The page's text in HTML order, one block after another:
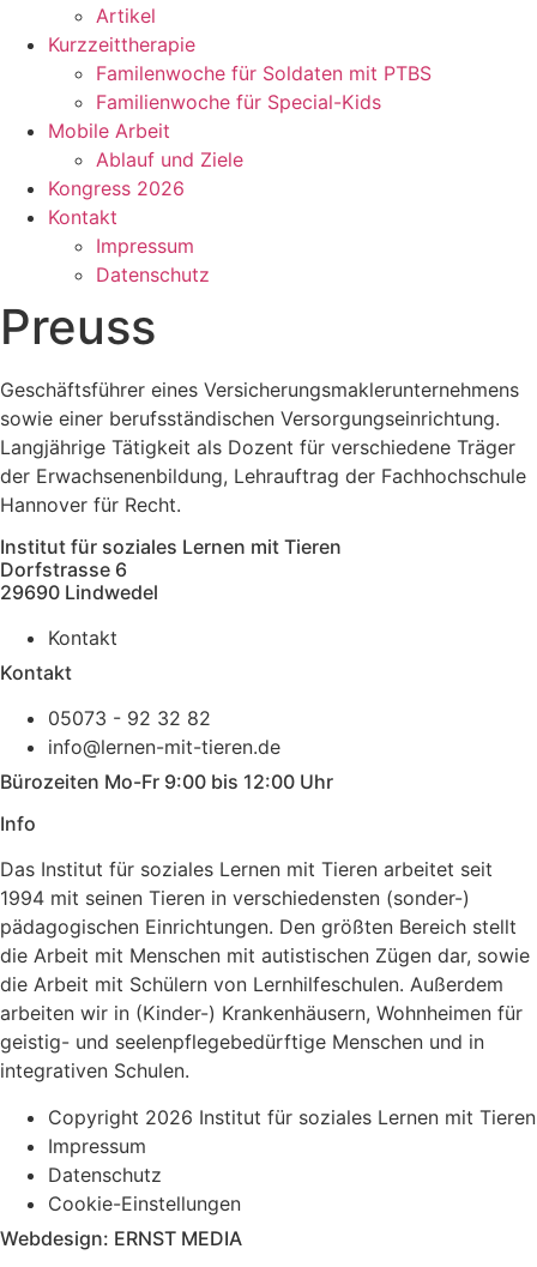
Artikel
Kurzzeittherapie
Familenwoche für Soldaten mit PTBS
Familienwoche für Special-Kids
Mobile Arbeit
Ablauf und Ziele
Kongress 2026
Kontakt
Impressum
Datenschutz
Preuss
Geschäftsführer eines Versicherungsmaklerunternehmens
sowie einer berufsständischen Versorgungseinrichtung.
Langjährige Tätigkeit als Dozent für verschiedene Träger
der Erwachsenenbildung, Lehrauftrag der Fachhochschule
Hannover für Recht.
Institut für soziales Lernen mit Tieren
Dorfstrasse 6
29690 Lindwedel
Kontakt
Kontakt
05073 - 92 32 82
info@lernen-mit-tieren.de
Bürozeiten Mo-Fr 9:00 bis 12:00 Uhr
Info
Das Institut für soziales Lernen mit Tieren arbeitet seit
1994 mit seinen Tieren in verschiedensten (sonder-)
pädagogischen Einrichtungen. Den größten Bereich stellt
die Arbeit mit Menschen mit autistischen Zügen dar, sowie
die Arbeit mit Schülern von Lernhilfe­schulen. Außerdem
arbeiten wir in (Kinder-) Kranken­häusern, Wohnheimen für
geistig- und seelenpflege­bedürftige Menschen und in
integrativen Schulen.
Copyright 2026 Institut für soziales Lernen mit Tieren
Impressum
Datenschutz
Cookie-Einstellungen
Webdesign: ERNST MEDIA